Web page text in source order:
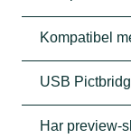
Kompatibel
USB
Har preview-